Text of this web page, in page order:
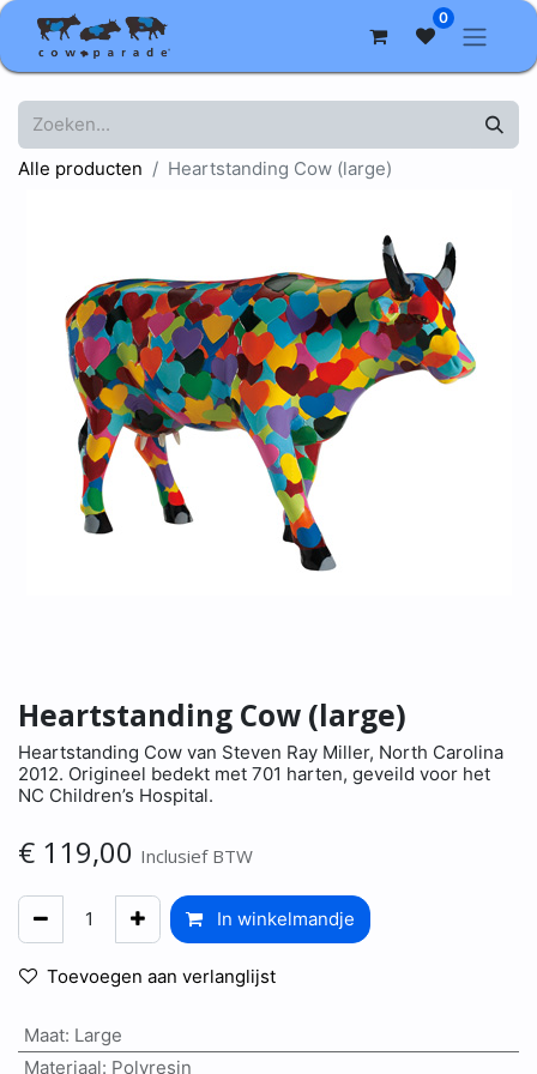
0
Alle producten Heartstanding Cow (large)
Heartstanding Cow (large)
Heartstanding Cow van Steven Ray Miller, North Carolina
2012. Origineel bedekt met 701 harten, geveild voor het
NC Children’s Hospital.
€ 119,00 Inclusief BTW
In winkelmandje
Toevoegen aan verlanglijst
Maat: Large
Materiaal: Polyresin